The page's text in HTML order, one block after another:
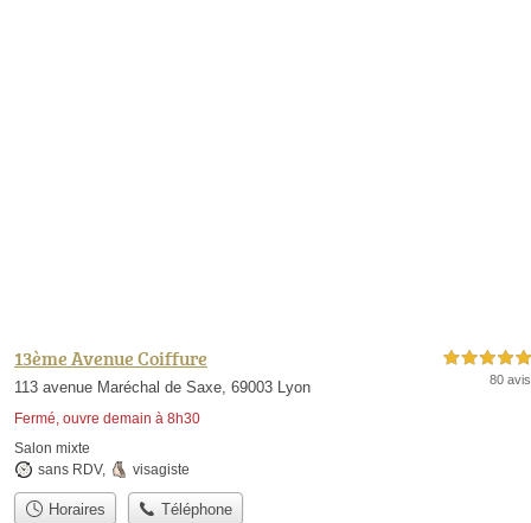
13ème Avenue Coiffure
113 avenue Maréchal de Saxe, 69003 Lyon
Fermé, ouvre demain à 8h30
5,0 étoiles sur 5
80 avis
Salon mixte
sans RDV, visagiste
Horaires Téléphone